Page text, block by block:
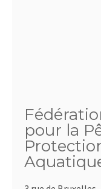
pour la